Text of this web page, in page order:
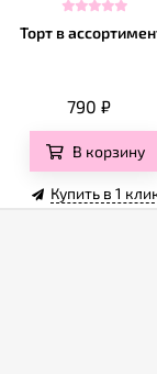
Торт в
790 ₽
В корзину
Купить в 1